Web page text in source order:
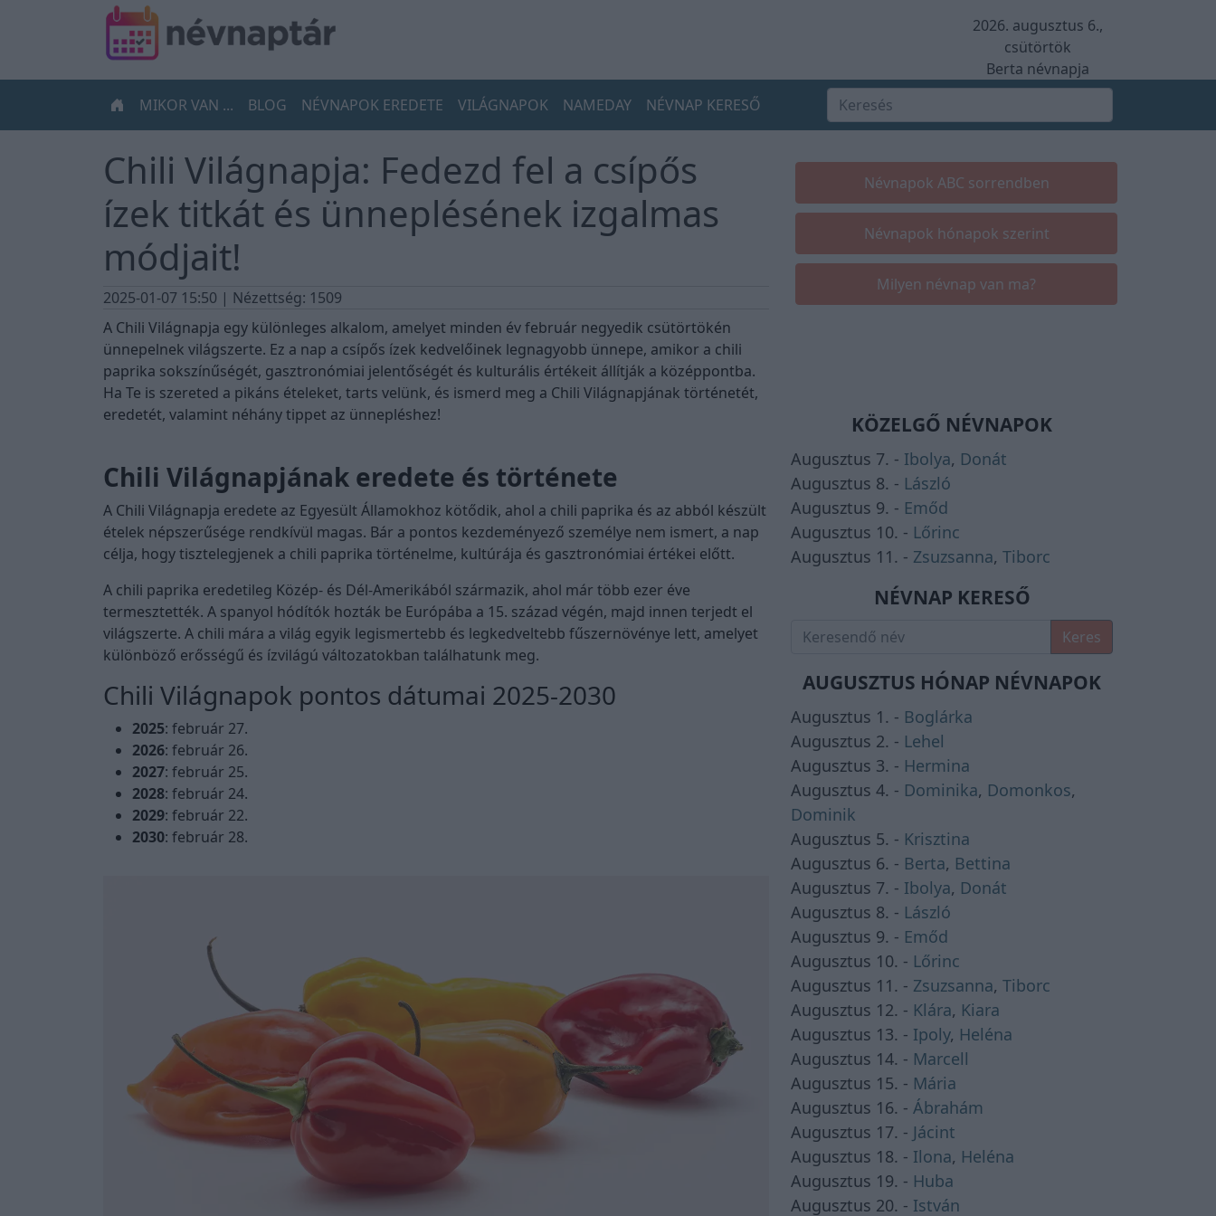
2026. augusztus 6.,
csütörtök
Berta névnapja
MIKOR VAN ...
BLOG NÉVNAPOK EREDETE VILÁGNAPOK NAMEDAY NÉVNAP KERESŐ
Chili Világnapja: Fedezd fel a csípős
ízek titkát és ünneplésének izgalmas
módjait!
2025-01-07 15:50 | Nézettség: 1509
A Chili Világnapja egy különleges alkalom, amelyet minden év február negyedik csütörtökén
ünnepelnek világszerte. Ez a nap a csípős ízek kedvelőinek legnagyobb ünnepe, amikor a chili
paprika sokszínűségét, gasztronómiai jelentőségét és kulturális értékeit állítják a középpontba.
Ha Te is szereted a pikáns ételeket, tarts velünk, és ismerd meg a Chili Világnapjának történetét,
eredetét, valamint néhány tippet az ünnepléshez!
Chili Világnapjának eredete és története
A Chili Világnapja eredete az Egyesült Államokhoz kötődik, ahol a chili paprika és az abból készült
ételek népszerűsége rendkívül magas. Bár a pontos kezdeményező személye nem ismert, a nap
célja, hogy tisztelegjenek a chili paprika történelme, kultúrája és gasztronómiai értékei előtt.
A chili paprika eredetileg Közép- és Dél-Amerikából származik, ahol már több ezer éve
termesztették. A spanyol hódítók hozták be Európába a 15. század végén, majd innen terjedt el
világszerte. A chili mára a világ egyik legismertebb és legkedveltebb fűszernövénye lett, amelyet
különböző erősségű és ízvilágú változatokban találhatunk meg.
Chili Világnapok pontos dátumai 2025-2030
2025: február 27.
2026: február 26.
2027: február 25.
2028: február 24.
2029: február 22.
2030: február 28.
Névnapok ABC sorrendben
Névnapok hónapok szerint
Milyen névnap van ma?
KÖZELGŐ NÉVNAPOK
Augusztus 7. - Ibolya, Donát
Augusztus 8. - László
Augusztus 9. - Emőd
Augusztus 10. - Lőrinc
Augusztus 11. - Zsuzsanna, Tiborc
NÉVNAP KERESŐ
Keres
AUGUSZTUS HÓNAP NÉVNAPOK
Augusztus 1. - Boglárka
Augusztus 2. - Lehel
Augusztus 3. - Hermina
Augusztus 4. - Dominika, Domonkos,
Dominik
Augusztus 5. - Krisztina
Augusztus 6. - Berta, Bettina
Augusztus 7. - Ibolya, Donát
Augusztus 8. - László
Augusztus 9. - Emőd
Augusztus 10. - Lőrinc
Augusztus 11. - Zsuzsanna, Tiborc
Augusztus 12. - Klára, Kiara
Augusztus 13. - Ipoly, Heléna
Augusztus 14. - Marcell
Augusztus 15. - Mária
Augusztus 16. - Ábrahám
Augusztus 17. - Jácint
Augusztus 18. - Ilona, Heléna
Augusztus 19. - Huba
Augusztus 20. - István